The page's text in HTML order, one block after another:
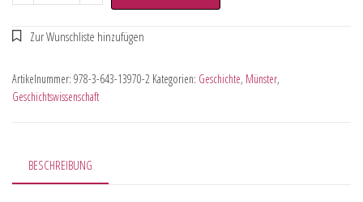
Artikelnummer: 978-3-643-13970-2 Kategorien: Geschichte, Münster,
Geschichtswissenschaft
BESCHREIBUNG